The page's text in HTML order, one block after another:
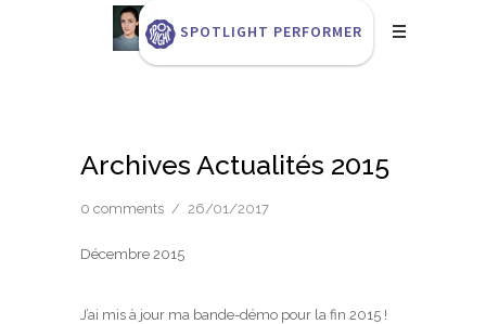
SPOTLIGHT PERFORMER
Archives Actualités 2015
0 comments / 26/01/2017
Décembre 2015
J’ai mis à jour ma bande-démo pour la fin 2015 !